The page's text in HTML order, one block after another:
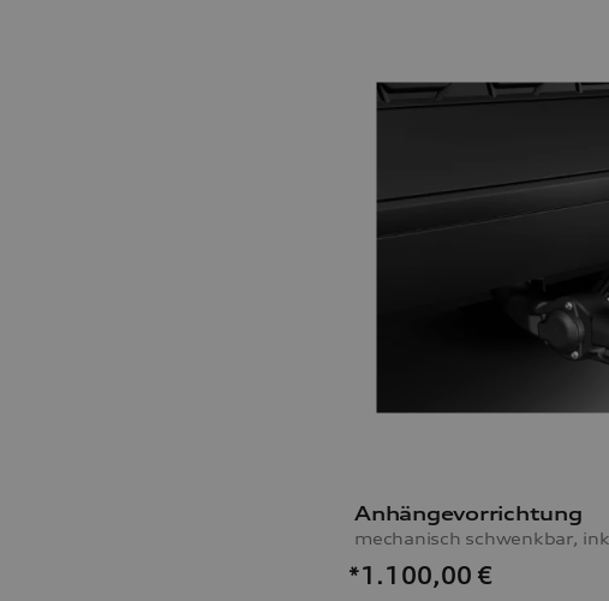
Anhängevorrichtung
*1.100,00 €